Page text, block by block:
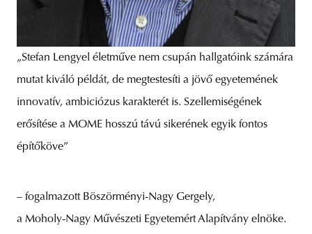
„Stefan Lengyel életműve nem csupán hallgatóink számára
mutat kiváló példát, de megtestesíti a jövő egyetemének
innovatív, ambiciózus karakterét is. Szellemiségének
erősítése a MOME hosszú távú sikerének egyik fontos
építőköve”
– fogalmazott Böszörményi-Nagy Gergely,
a Moholy-Nagy Művészeti Egyetemért Alapítvány elnöke.